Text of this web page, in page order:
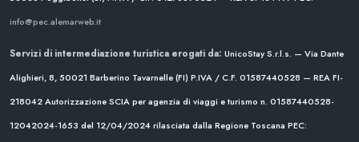
info@pec.alemarweb.it
Servizi di intermediazione turistica erogati da: UnicoStay S.r.l.s. — Via Dante
Alighieri, 8, 50021 Barberino Tavarnelle (FI) P.IVA / C.F. 01587440528 — REA FI-
218042Autorizzazione SCIA per agenzia di viaggi e turismo n. 01587440528-
12042024-1653 del 12/04/2024rilasciata dalla Regione Toscana PEC: